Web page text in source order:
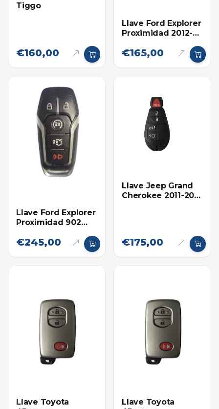
Tiggo
€160,00
Llave Ford Explorer
Proximidad 2012-
original
€165,00
Llave Ford Explorer
Proximidad 902
Original 2016-2019
€245,00
Llave Jeep Grand
Cherokee 2011-2013
€175,00
Llave Toyota
Llave Toyota